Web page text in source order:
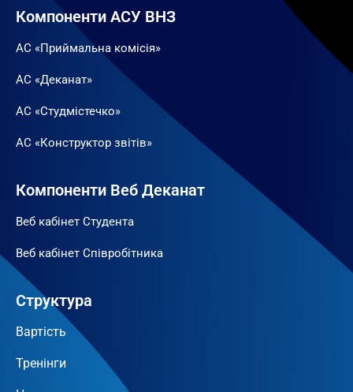
Компоненти АСУ ВНЗ
АС «Приймальна комісія»
АС «Деканат»
АС «Студмістечко»
АС «Конструктор звітів»
Компоненти Веб Деканат
Веб кабінет Студента
Веб кабінет Співробітника
Структура
Вартість
Тренінги